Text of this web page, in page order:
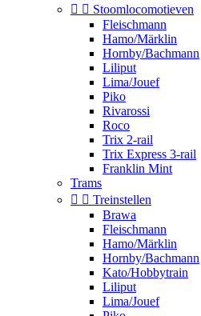
  Stoomlocomotieven
Fleischmann
Hamo/Märklin
Hornby/Bachmann
Liliput
Lima/Jouef
Piko
Rivarossi
Roco
Trix 2-rail
Trix Express 3-rail
Franklin Mint
Trams
  Treinstellen
Brawa
Fleischmann
Hamo/Märklin
Hornby/Bachmann
Kato/Hobbytrain
Liliput
Lima/Jouef